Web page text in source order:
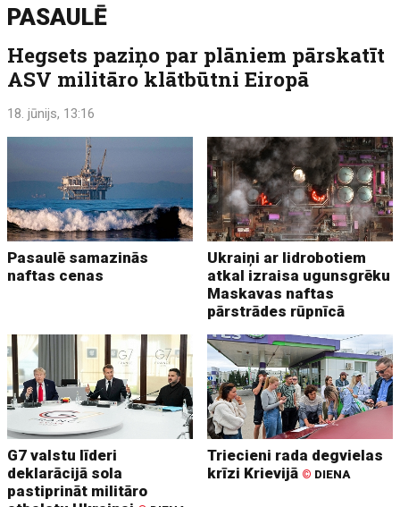
PASAULĒ
Hegsets paziņo par plāniem pārskatīt
ASV militāro klātbūtni Eiropā
18. jūnijs, 13:16
Pasaulē samazinās
naftas cenas
Ukraiņi ar lidrobotiem
atkal izraisa ugunsgrēku
Maskavas naftas
pārstrādes rūpnīcā
G7 valstu līderi
deklarācijā sola
pastiprināt militāro
Triecieni rada degvielas
krīzi Krievijā © DIENA